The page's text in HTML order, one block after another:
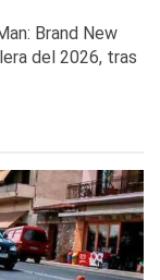
Brand New
del 2026, tras